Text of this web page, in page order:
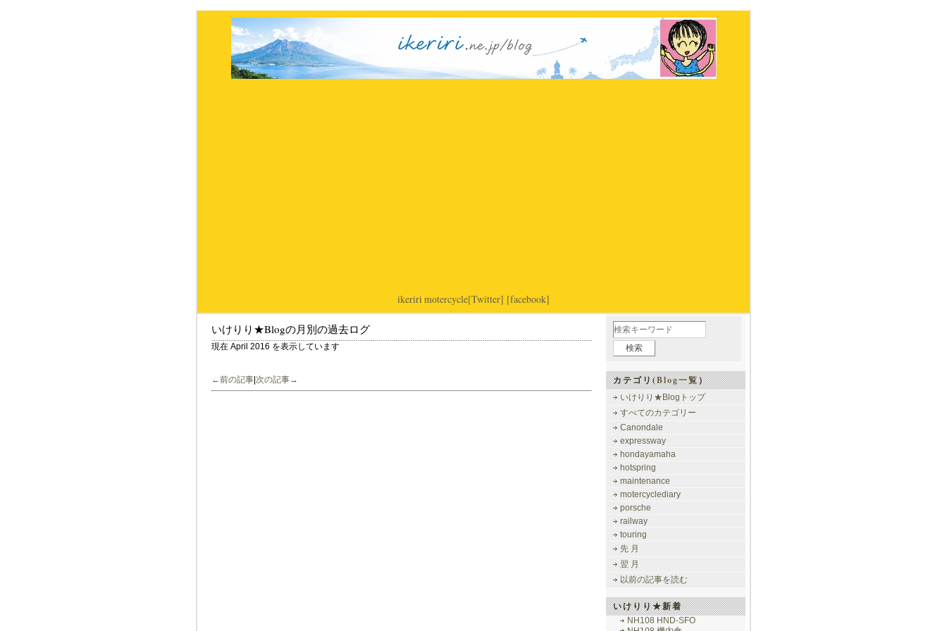
ikeriri|motercycle[Twitter] [facebook]
いけりり★Blogの月別の過去ログ
現在 April 2016 を表示しています
←前の記事 次の記事→ カテゴリ(Blog一覧）
いけりり★Blogトップ
すべてのカテゴリー
Canondale
expressway
hondayamaha
hotspring
maintenance
motercyclediary
porsche
railway
touring
先 月
翌 月
以前の記事を読む
いけりり★新着
NH108 HND-SFO